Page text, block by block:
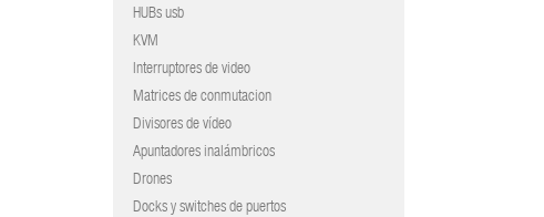
HUBs usb
KVM
Interruptores de video
Matrices de conmutacion
Divisores de vídeo
Apuntadores inalámbricos
Drones
Docks y switches de puertos